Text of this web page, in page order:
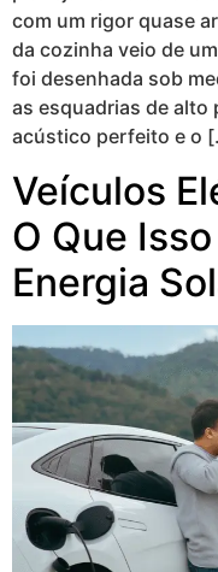
com um rigor quase
da cozinha veio de
foi desenhada sob
as esquadrias de alto
acústico perfeito e o
Veículos
O Que
Energia